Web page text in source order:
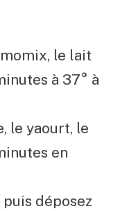
le lait
à 37° à
le yaourt, le
en
déposez